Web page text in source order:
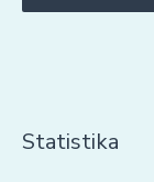
Statistika